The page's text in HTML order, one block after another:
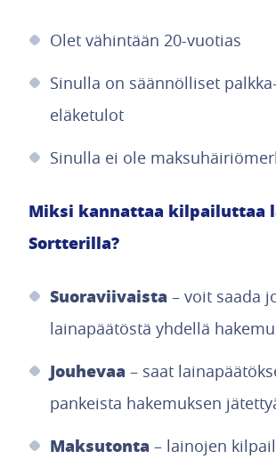
Olet vähintään 20-vuotias
Sinulla on säännölliset
eläketulot
Sinulla ei ole
Miksi kannattaa kilpailuttaa
Sortterilla?
Suoraviivaista – voit saada
lainapäätöstä yhdellä
Jouhevaa – saat
pankeista hakemuksen
Maksutonta – lainojen